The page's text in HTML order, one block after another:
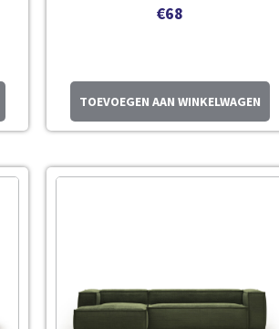
€68
TOEVOEGEN AAN WINKELWAGEN